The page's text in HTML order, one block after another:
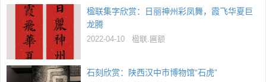
楹联集字欣赏：日丽神州彩凤舞，霞飞华夏巨
龙腾
2022-04-10 楹联.匾额
石刻欣赏：陕西汉中市博物馆“石虎”